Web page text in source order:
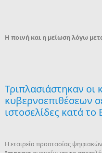
Η ποινή και η μείωση λόγω
Τριπλασιάστηκαν οι
κυβερνοεπιθέσεων
ιστοσελίδες κατά το
Η εταιρεία προστασίας